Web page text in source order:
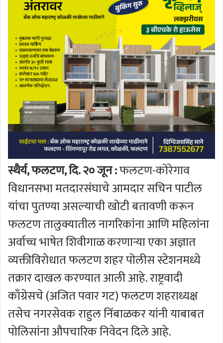
स्थैर्य, फलटण, दि. २० जून :फलटण-कोरेगाव
विधानसभा मतदारसंघाचे आमदार सचिन पाटील
यांचा पुतण्या असल्याची खोटी बतावणी करून
फलटण तालुक्यातील नागरिकांना आणि महिलांना
अर्वाच्च भाषेत शिवीगाळ करणाऱ्या एका अज्ञात
व्यक्तीविरोधात फलटण शहर पोलीस स्टेशनमध्ये
तक्रार दाखल करण्यात आली आहे. राष्ट्रवादी
काँग्रेसचे (अजित पवार गट) फलटण शहराध्यक्ष
तसेच नगरसेवक राहुल निंबाळकर यांनी याबाबत
पोलिसांना औपचारिक निवेदन दिले आहे.